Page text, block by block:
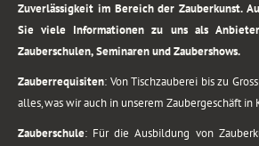
Zuverlässigkeit im Bereich der Zauberkunst.
Sie viele Informationen zu uns als
Zauberschulen, Seminaren und Zaubershows.
Zauberrequisiten: Von Tischzauberei bis zu
alles, was wir auch in unserem Zaubergeschäft in
Zauberschule: Für die Ausbildung von